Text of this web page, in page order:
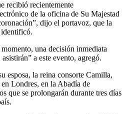
recibió recientemente
de la oficina de Su Majestad
dijo el portavoz, que la
una decisión inmediata
a este evento, agregó.
esposa, la reina consorte Camilla,
Londres, en la Abadía de
que se prolongarán durante tres días